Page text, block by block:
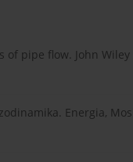
of pipe flow. John Wiley
Energia,